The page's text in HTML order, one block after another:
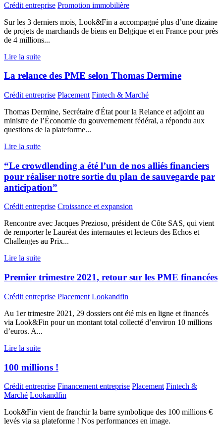
Crédit entreprise Promotion immobilière
Sur les 3 derniers mois, Look&Fin a accompagné plus d’une dizaine
de projets de marchands de biens en Belgique et en France pour près
de 4 millions...
Lire la suite
La relance des PME selon Thomas Dermine
Crédit entreprise Placement Fintech & Marché
Thomas Dermine, Secrétaire d'État pour la Relance et adjoint au
ministre de l’Économie du gouvernement fédéral, a répondu aux
questions de la plateforme...
Lire la suite
“Le crowdlending a été l’un de nos alliés financiers
pour réaliser notre sortie du plan de sauvegarde par
anticipation”
Crédit entreprise Croissance et expansion
Rencontre avec Jacques Prezioso, président de Côte SAS, qui vient
de remporter le Lauréat des internautes et lecteurs des Echos et
Challenges au Prix...
Lire la suite
Premier trimestre 2021, retour sur les PME financées
Crédit entreprise Placement Lookandfin
Au 1er trimestre 2021, 29 dossiers ont été mis en ligne et financés
via Look&Fin pour un montant total collecté d’environ 10 millions
d’euros. A...
Lire la suite
100 millions !
Crédit entreprise Financement entreprise Placement Fintech &
Marché Lookandfin
Look&Fin vient de franchir la barre symbolique des 100 millions €
levés via sa plateforme ! Nos performances en image.